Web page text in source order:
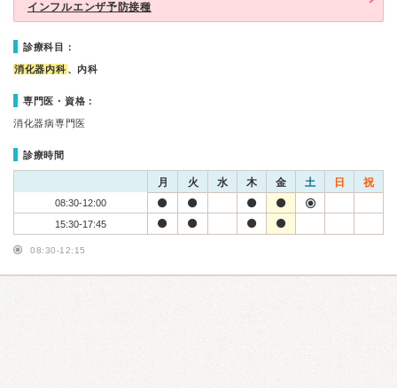
インフルエンザ予防接種
診療科目：
消化器内科 、内科
専門医・資格：
消化器病専門医
診療時間
月 火 水 木 金 土 日 祝
08:30-12:00
15:30-17:45
08:30-12:15